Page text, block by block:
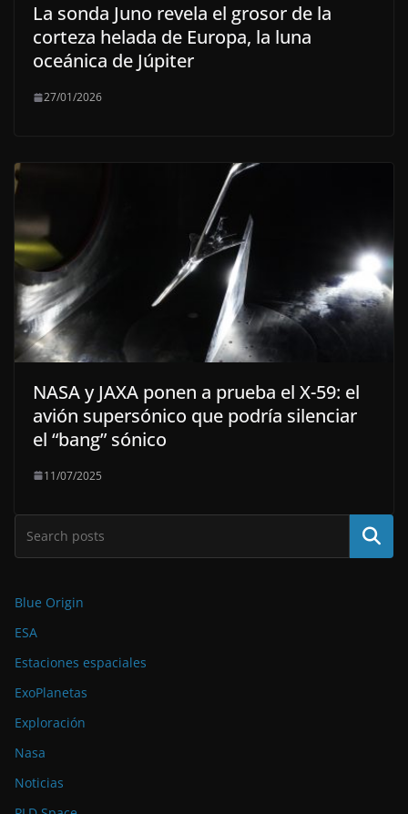
La sonda Juno revela el grosor de la
corteza helada de Europa, la luna
oceánica de Júpiter
27/01/2026
NASA y JAXA ponen a prueba el X-59: el
avión supersónico que podría silenciar
el “bang” sónico
11/07/2025
Buscar
Blue Origin
ESA
Estaciones espaciales
ExoPlanetas
Exploración
Nasa
Noticias